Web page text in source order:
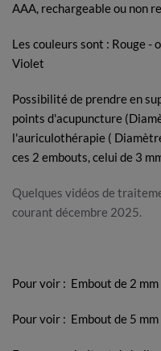
AAA, rechargeable ou non
Les couleurs sont : Rouge -
Violet
Possibilité de prendre en
points d'acupuncture
l'auriculothérapie (
ces 2 embouts, celui de 3
Quelques vidéos de
courant décembre 2025.
Pour voir : Embout de 2 mm
Pour voir : Embout de 5 mm